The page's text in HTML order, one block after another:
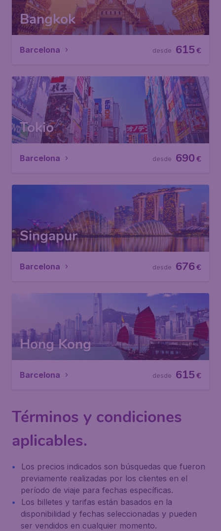
Bangkok
Barcelona €
615
desde
Tokio
Barcelona €
690
desde
Singapur
Barcelona €
676
desde
Hong Kong
Barcelona €
615
desde
Términos y condiciones
aplicables.
Los precios indicados son búsquedas que fueron
previamente realizadas por los clientes en el
período de viaje para fechas específicas.
Los billetes y tarifas están basados en la
disponibilidad y fechas seleccionadas y pueden
ser vendidos en cualquier momento.